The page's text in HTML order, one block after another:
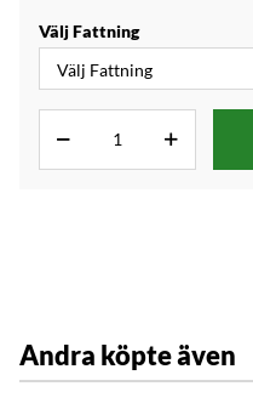
Välj Fattning
Andra köpte även